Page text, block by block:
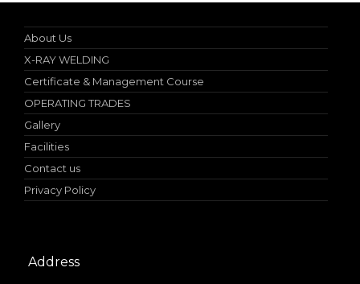
About Us
X-RAY WELDING
Certificate & Management Course
OPERATING TRADES
Gallery
Facilities
Contact us
Privacy Policy
Address